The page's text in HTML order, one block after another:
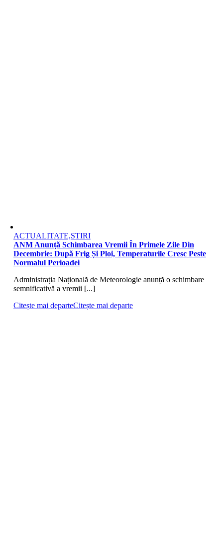
ACTUALITATE,STIRI
ANM Anunță Schimbarea Vremii În Primele Zile Din
Decembrie: După Frig Și Ploi, Temperaturile Cresc Peste
Normalul Perioadei
Administrația Națională de Meteorologie anunță o schimbare
semnificativă a vremii [...]
Citește mai departeCitește mai departe